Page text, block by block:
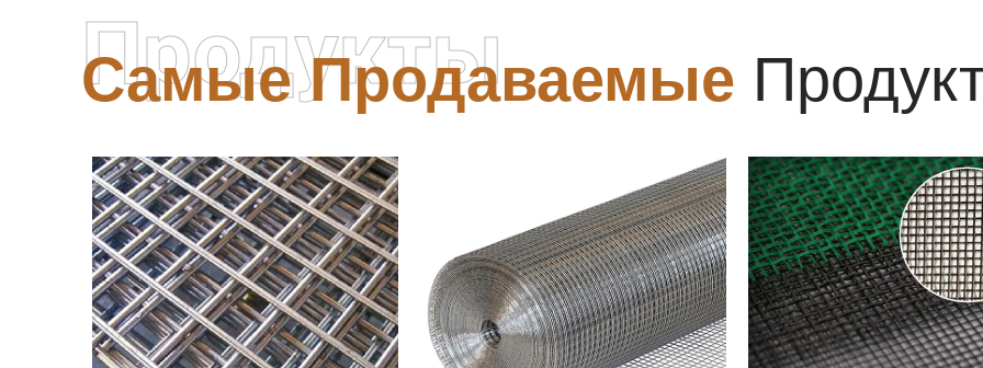
Самые Продаваемые
Продукты